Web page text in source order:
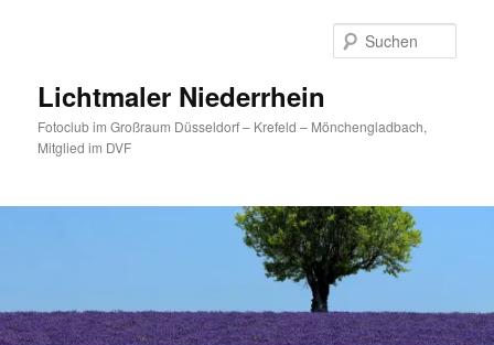
Lichtmaler Niederrhein
Fotoclub im Großraum Düsseldorf – Krefeld – Mönchengladbach,
Mitglied im DVF